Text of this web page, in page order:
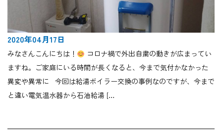
2020年04月17日
みなさんこんにちは！
コロナ禍で外出自粛の動きが広まってい
ますね。ご家庭にいる時間が長くなると、今まで気付かなかった
異変や異常に 今回は給湯ボイラー交換の事例なのですが、今まで
と違い電気温水器から石油給湯 […